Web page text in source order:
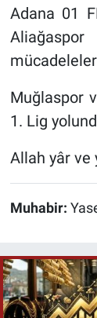
Adana 01
Muğlaspor
1. Lig
Allah yâr ve
Muhabir: